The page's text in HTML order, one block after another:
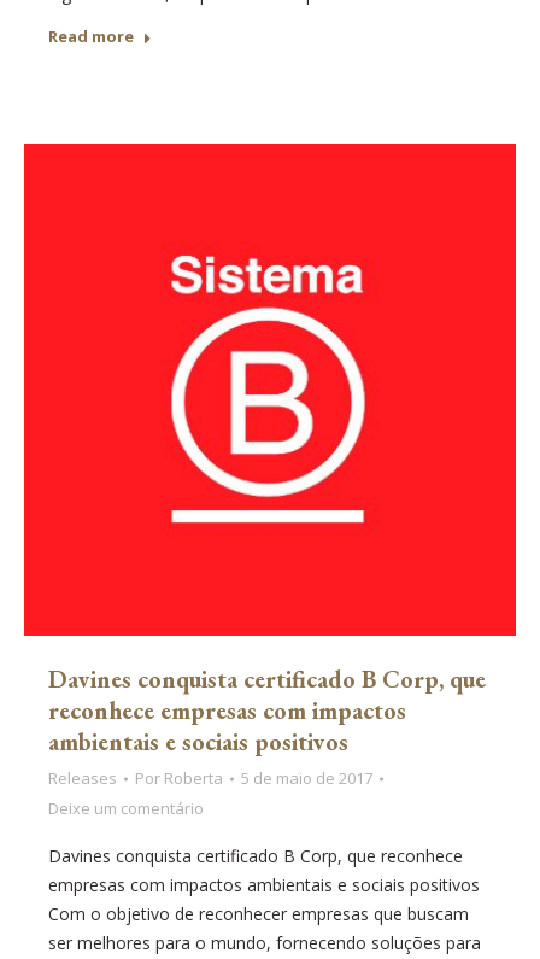
Read more
Davines conquista certificado B Corp, que
reconhece empresas com impactos
ambientais e sociais positivos
Releases Por Roberta
5 de maio de 2017
Deixe um comentário
Davines conquista certificado B Corp, que reconhece
empresas com impactos ambientais e sociais positivos
Com o objetivo de reconhecer empresas que buscam
ser melhores para o mundo, fornecendo soluções para